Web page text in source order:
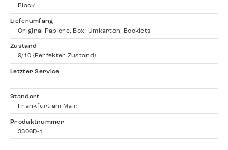
Black
Lieferumfang
Original Papiere, Box, Umkarton, Booklets
Zustand
9/10 (Perfekter Zustand)
Letzter Service
-
Standort
Frankfurt am Main
Produktnummer
3306D-1